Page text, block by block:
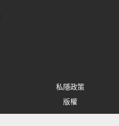
私隱政策
版權